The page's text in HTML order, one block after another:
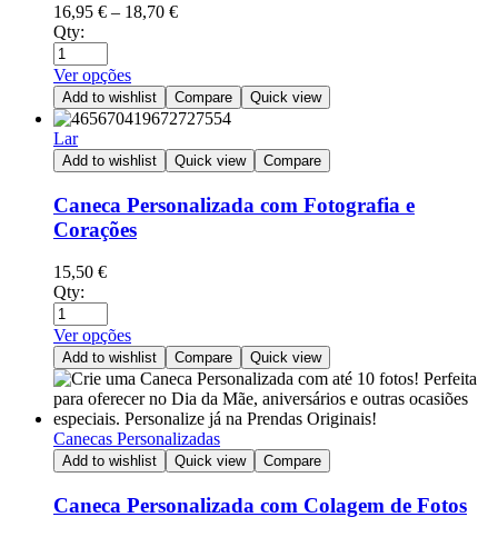
16,95 € – 18,70 €
Qty:
Ver opções
Add to wishlist Compare Quick view
Lar
Add to wishlist Quick view Compare
Caneca Personalizada com Fotografia e
Corações
15,50 €
Qty:
Ver opções
Add to wishlist Compare Quick view
Canecas Personalizadas
Add to wishlist Quick view Compare
Caneca Personalizada com Colagem de Fotos